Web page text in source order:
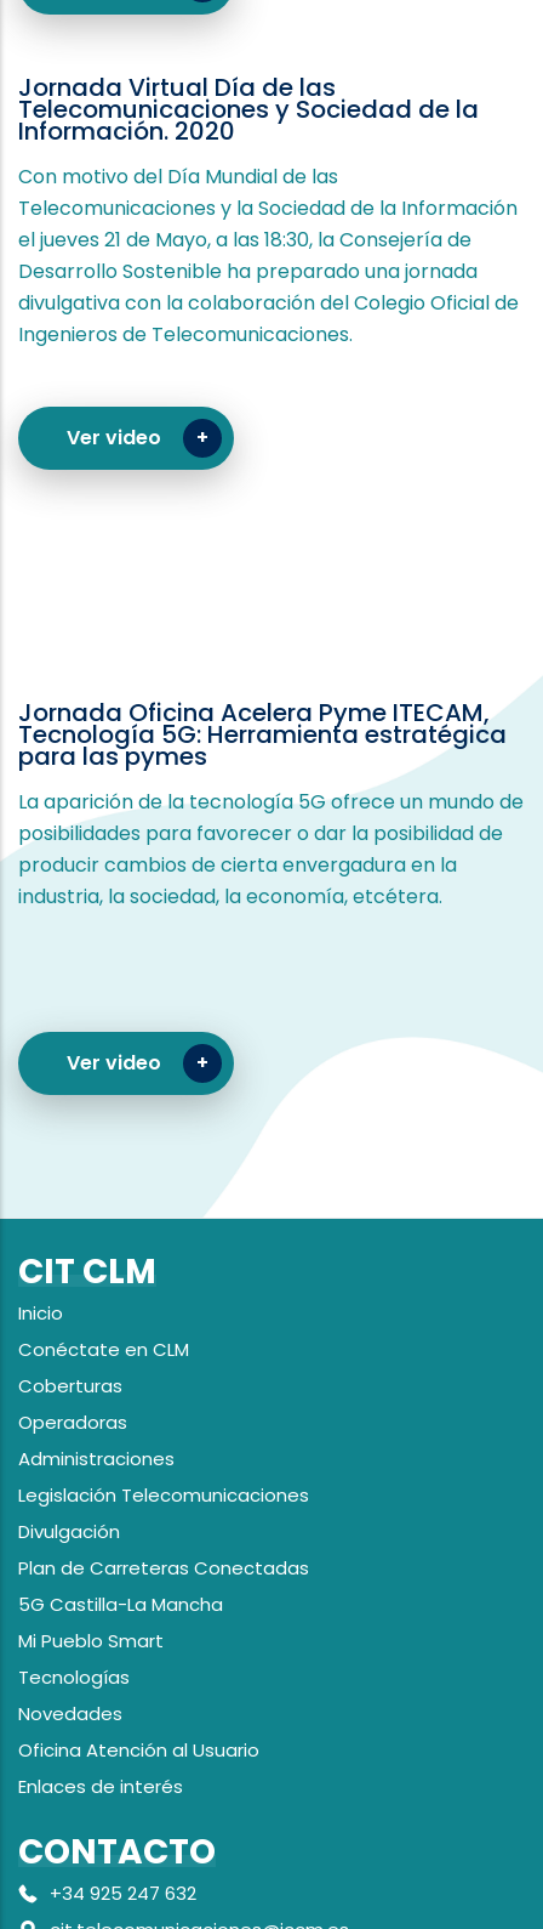
Jornada Virtual Día de las
Telecomunicaciones y Sociedad de la
Información. 2020
Con motivo del Día Mundial de las
Telecomunicaciones y la Sociedad de la Información
el jueves 21 de Mayo, a las 18:30, la Consejería de
Desarrollo Sostenible ha preparado una jornada
divulgativa con la colaboración del Colegio Oficial de
Ingenieros de Telecomunicaciones.
Ver video
Jornada Oficina Acelera Pyme ITECAM,
Tecnología 5G: Herramienta estratégica
para las pymes
La aparición de la tecnología 5G ofrece un mundo de
posibilidades para favorecer o dar la posibilidad de
producir cambios de cierta envergadura en la
industria, la sociedad, la economía, etcétera.
Ver video
CIT CLM
Inicio
Conéctate en CLM
Coberturas
Operadoras
Administraciones
Legislación Telecomunicaciones
Divulgación
Plan de Carreteras Conectadas
5G Castilla-La Mancha
Mi Pueblo Smart
Tecnologías
Novedades
Oficina Atención al Usuario
Enlaces de interés
CONTACTO
+34 925 247 632